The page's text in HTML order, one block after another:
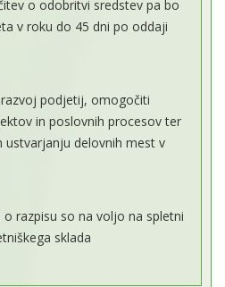
o odobritvi sredstev pa bo
v roku do 45 dni po oddaji
podjetij, omogočiti
in poslovnih procesov ter
ustvarjanju delovnih mest v
razpisu so na voljo na spletni
sklada